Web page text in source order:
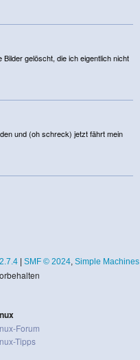
gelöscht, die ich eigentlich nicht
und (oh schreck) jetzt fährt mein
2.7.4| SMF © 2024, Simple Machines
Forum
Tipps